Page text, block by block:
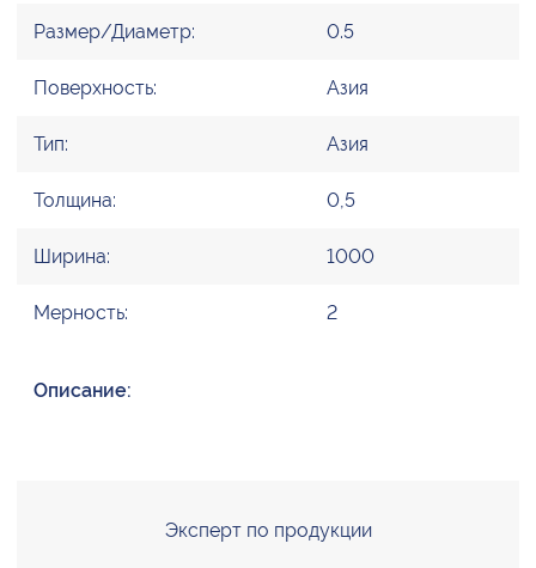
Размер/Диаметр: 0.5
Поверхность: Азия
Тип: Азия
Толщина: 0,5
Ширина: 1000
Мерность: 2
Описание:
Эксперт по продукции